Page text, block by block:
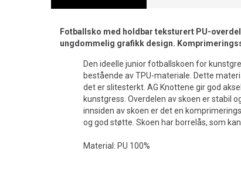
Fotballsko med holdbar teksturert PU-
ungdommelig grafikk design.
Den ideelle junior fotballskoen for
bestående av TPU-materiale. Dette
det er slitesterkt. AG Knottene gir god
kunstgress. Overdelen av skoen er stabil
innsiden av skoen er det en
og god støtte. Skoen har borrelås, som
Material: PU 100%